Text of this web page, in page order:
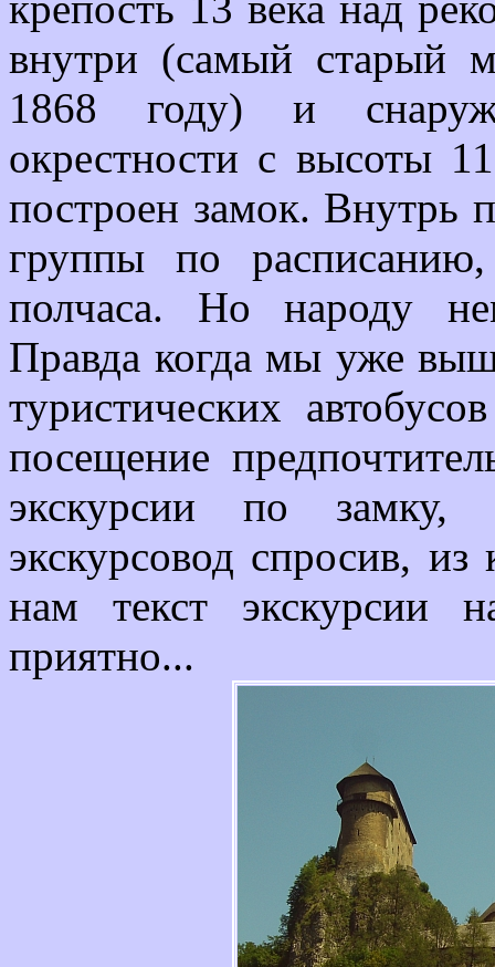
внутри (самый старый
1868 году) и
окрестности с высоты
построен замок. Внутрь
группы по
полчаса. Но народу
Правда когда мы уже
туристических
посещение
экскурсии по
экскурсовод спросив,
нам текст экскурсии
приятно...